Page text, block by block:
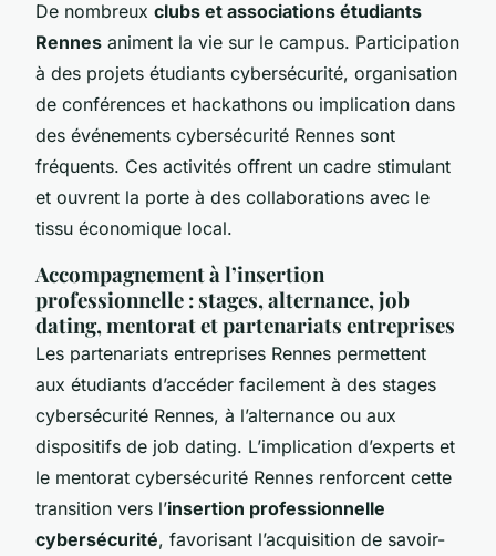
De nombreux clubs et associations étudiants
Rennes animent la vie sur le campus. Participation
à des projets étudiants cybersécurité, organisation
de conférences et hackathons ou implication dans
des événements cybersécurité Rennes sont
fréquents. Ces activités offrent un cadre stimulant
et ouvrent la porte à des collaborations avec le
tissu économique local.
Accompagnement à l’insertion
professionnelle : stages, alternance, job
dating, mentorat et partenariats entreprises
Les partenariats entreprises Rennes permettent
aux étudiants d’accéder facilement à des stages
cybersécurité Rennes, à l’alternance ou aux
dispositifs de job dating. L’implication d’experts et
le mentorat cybersécurité Rennes renforcent cette
transition vers l’insertion professionnelle
cybersécurité, favorisant l’acquisition de savoir-